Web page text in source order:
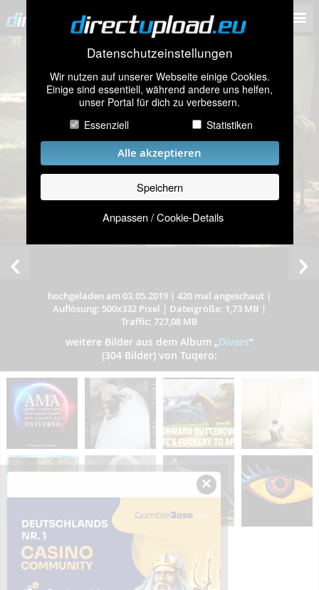
Datenschutzeinstellungen
Wir nutzen auf unserer Webseite einige Cookies.
Einige sind essentiell, während andere uns helfen,
unser Portal für dich zu verbessern.
Essenziell
Statistiken
Alle akzeptieren
Speichern
Anpassen / Cookie-Details
hochgeladen am 03.05.2019 | 420 mal angeschaut |
Auflösung: 500x332 Pixel | Dateigröße: 1,73 MB |
Traffic: 727,08 MB
weitere Bilder aus dem Album „Divers”
(304 Bilder) von Tuqero:
×